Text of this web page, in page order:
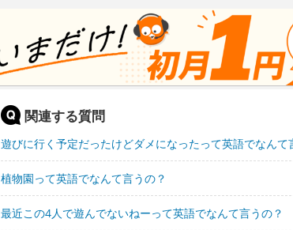
関連する質問
遊びに行く予定だったけどダメになったって英語でなんて
植物園って英語でなんて言うの？
最近この4人で遊んでないねーって英語でなんて言うの？